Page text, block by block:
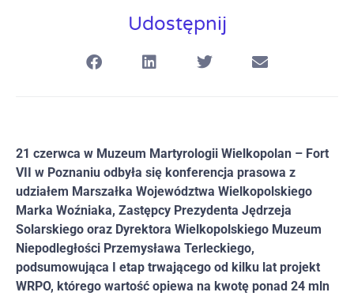
Udostępnij
21 czerwca w Muzeum Martyrologii Wielkopolan – Fort
VII w Poznaniu odbyła się konferencja prasowa z
udziałem Marszałka Województwa Wielkopolskiego
Marka Woźniaka, Zastępcy Prezydenta Jędrzeja
Solarskiego oraz Dyrektora Wielkopolskiego Muzeum
Niepodległości Przemysława Terleckiego,
podsumowująca I etap trwającego od kilku lat projekt
WRPO, którego wartość opiewa na kwotę ponad 24 mln